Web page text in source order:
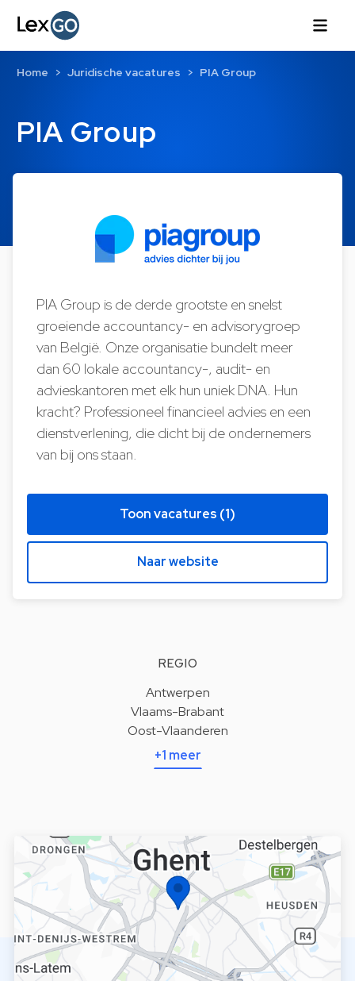
PIA Group
Home Juridische vacatures PIA Group
PIA Group is de derde grootste en snelst
groeiende accountancy- en advisorygroep
van België. Onze organisatie bundelt meer
dan 60 lokale accountancy-, audit- en
advieskantoren met elk hun uniek DNA. Hun
kracht? Professioneel financieel advies en een
dienstverlening, die dicht bij de ondernemers
van bij ons staan.
Toon vacatures (1)
Naar website
REGIO
Antwerpen
Vlaams-Brabant
Oost-Vlaanderen
+1 meer